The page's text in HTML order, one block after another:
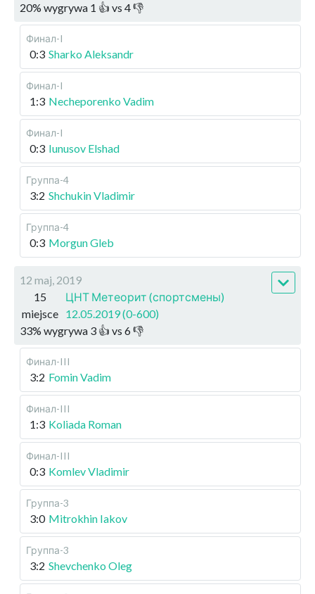
20% wygrywa 1 👍 vs 4👎
Финал-I
0:3 Sharko Aleksandr
Финал-I
1:3 Necheporenko Vadim
Финал-I
0:3 Iunusov Elshad
Группа-4
3:2 Shchukin Vladimir
Группа-4
0:3 Morgun Gleb
12 maj, 2019
15
miejsce
ЦНТ Метеорит (спортсмены)
12.05.2019 (0-600)
33% wygrywa 3 👍 vs 6👎
Финал-III
3:2 Fomin Vadim
Финал-III
1:3 Koliada Roman
Финал-III
0:3 Komlev Vladimir
Группа-3
3:0 Mitrokhin Iakov
Группа-3
3:2 Shevchenko Oleg